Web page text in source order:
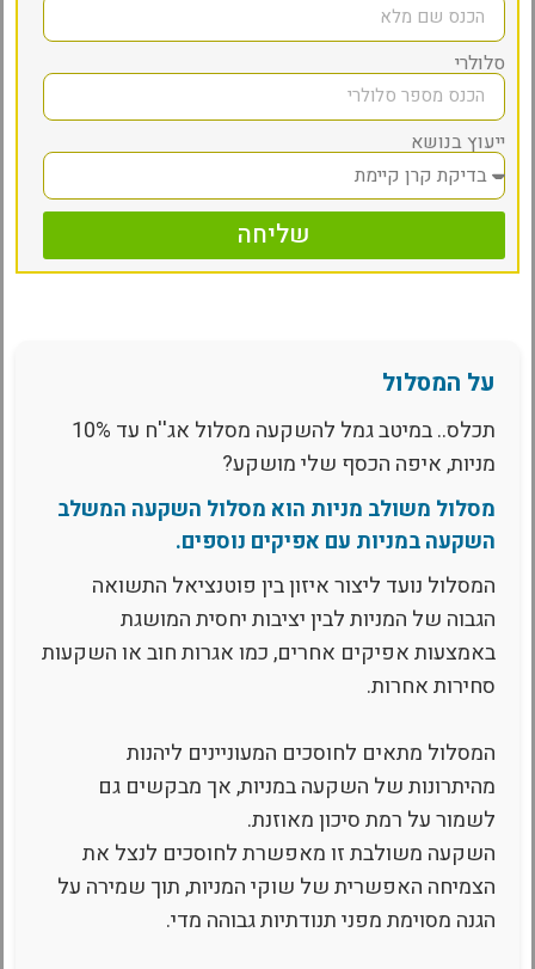
סלולרי
ייעוץ בנושא
שליחה
על המסלול
תכלס.. במיטב גמל להשקעה מסלול אג''ח עד 10%
מניות, איפה הכסף שלי מושקע?
מסלול משולב מניות הוא מסלול השקעה המשלב
השקעה במניות עם אפיקים נוספים.
המסלול נועד ליצור איזון בין פוטנציאל התשואה
הגבוה של המניות לבין יציבות יחסית המושגת
באמצעות אפיקים אחרים, כמו אגרות חוב או השקעות
סחירות אחרות.
המסלול מתאים לחוסכים המעוניינים ליהנות
מהיתרונות של השקעה במניות, אך מבקשים גם
לשמור על רמת סיכון מאוזנת.
השקעה משולבת זו מאפשרת לחוסכים לנצל את
הצמיחה האפשרית של שוקי המניות, תוך שמירה על
הגנה מסוימת מפני תנודתיות גבוהה מדי.